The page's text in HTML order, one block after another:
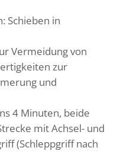
Schieben in
Vermeidung von
zur
und
4 Minuten, beide
mit Achsel- und
(Schleppgriff nach